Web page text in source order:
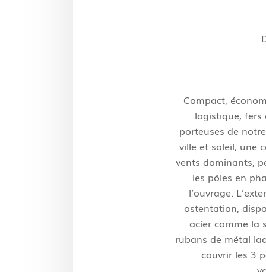
Compact,
logistique, fers
porteuses de
ville et soleil, une
vents dominants,
les pôles en
l’ouvrage.
ostentation,
acier comme la
rubans de métal
couvrir les 3